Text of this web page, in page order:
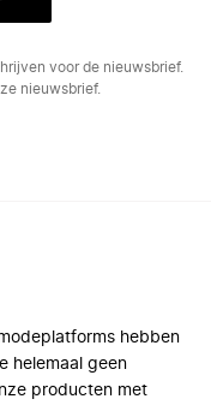
voor de nieuwsbrief.
nieuwsbrief.
hebben
helemaal geen
producten met